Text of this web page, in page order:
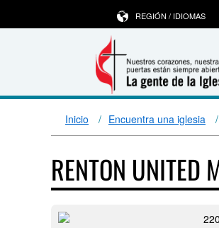
REGIÓN / IDIOMAS
Inicio Encuentra una iglesia
RENTON UNITED